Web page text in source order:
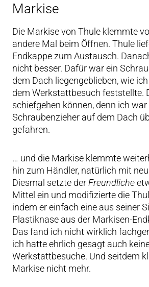
Markise
Die Markise von Thule klemmte
andere Mal beim Öffnen. Thule
Endkappe zum Austausch.
nicht besser. Dafür war ein
dem Dach liegengeblieben, wie
dem Werkstattbesuch feststellte.
schiefgehen können, denn ich
Schraubenzieher auf dem Dach
gefahren.
… und die Markise klemmte
hin zum Händler, natürlich mit
Diesmal setzte der Freundliche
Mittel ein und modifizierte die
indem er einfach eine aus seiner
Plastiknase aus der Markisen-
Das fand ich nicht wirklich
ich hatte ehrlich gesagt auch
Werkstattbesuche. Und seitdem
Markise nicht mehr.